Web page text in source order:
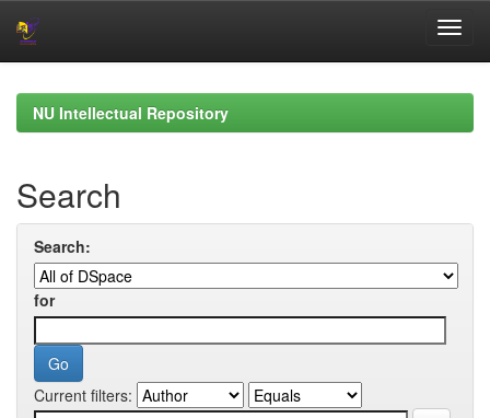
navigationNU Intellectual Repository
Search
Search:
for
Current filters: